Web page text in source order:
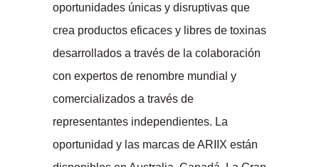
oportunidades únicas y disruptivas que
crea productos eficaces y libres de toxinas
desarrollados a través de la colaboración
con expertos de renombre mundial y
comercializados a través de
representantes independientes. La
oportunidad y las marcas de ARIIX están